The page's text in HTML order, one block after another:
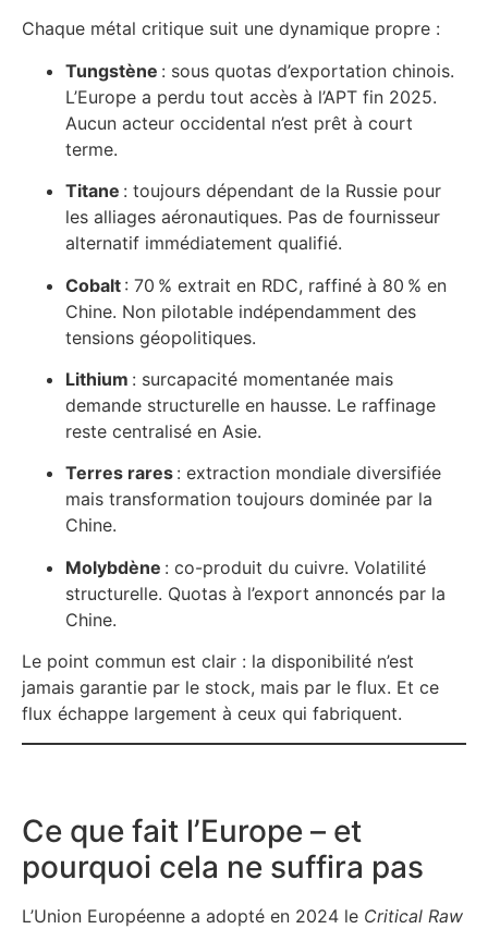
Chaque métal critique suit une dynamique propre :
Tungstène : sous quotas d’exportation chinois.
L’Europe a perdu tout accès à l’APT fin 2025.
Aucun acteur occidental n’est prêt à court
terme.
Titane : toujours dépendant de la Russie pour
les alliages aéronautiques. Pas de fournisseur
alternatif immédiatement qualifié.
Cobalt : 70 % extrait en RDC, raffiné à 80 % en
Chine. Non pilotable indépendamment des
tensions géopolitiques.
Lithium : surcapacité momentanée mais
demande structurelle en hausse. Le raffinage
reste centralisé en Asie.
Terres rares : extraction mondiale diversifiée
mais transformation toujours dominée par la
Chine.
Molybdène : co-produit du cuivre. Volatilité
structurelle. Quotas à l’export annoncés par la
Chine.
Le point commun est clair : la disponibilité n’est
jamais garantie par le stock, mais par le flux. Et ce
flux échappe largement à ceux qui fabriquent.
Ce que fait l’Europe – et
pourquoi cela ne suffira pas
L’Union Européenne a adopté en 2024 le Critical Raw